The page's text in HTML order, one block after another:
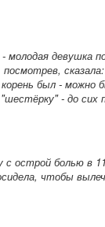
девушка
посмотрев,
был - можно
- до сих
с острой болью в
чтобы